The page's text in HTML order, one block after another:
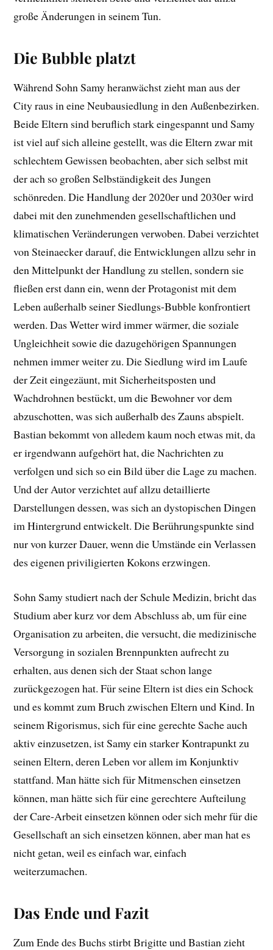
große Änderungen in seinem Tun.
Die Bubble platzt
Während Sohn Samy heranwächst zieht man aus der
City raus in eine Neubausiedlung in den Außenbezirken.
Beide Eltern sind beruflich stark eingespannt und Samy
ist viel auf sich alleine gestellt, was die Eltern zwar mit
schlechtem Gewissen beobachten, aber sich selbst mit
der ach so großen Selbständigkeit des Jungen
schönreden. Die Handlung der 2020er und 2030er wird
dabei mit den zunehmenden gesellschaftlichen und
klimatischen Veränderungen verwoben. Dabei verzichtet
von Steinaecker darauf, die Entwicklungen allzu sehr in
den Mittelpunkt der Handlung zu stellen, sondern sie
fließen erst dann ein, wenn der Protagonist mit dem
Leben außerhalb seiner Siedlungs-Bubble konfrontiert
werden. Das Wetter wird immer wärmer, die soziale
Ungleichheit sowie die dazugehörigen Spannungen
nehmen immer weiter zu. Die Siedlung wird im Laufe
der Zeit eingezäunt, mit Sicherheitsposten und
Wachdrohnen bestückt, um die Bewohner vor dem
abzuschotten, was sich außerhalb des Zauns abspielt.
Bastian bekommt von alledem kaum noch etwas mit, da
er irgendwann aufgehört hat, die Nachrichten zu
verfolgen und sich so ein Bild über die Lage zu machen.
Und der Autor verzichtet auf allzu detaillierte
Darstellungen dessen, was sich an dystopischen Dingen
im Hintergrund entwickelt. Die Berührungspunkte sind
nur von kurzer Dauer, wenn die Umstände ein Verlassen
des eigenen priviligierten Kokons erzwingen.
Sohn Samy studiert nach der Schule Medizin, bricht das
Studium aber kurz vor dem Abschluss ab, um für eine
Organisation zu arbeiten, die versucht, die medizinische
Versorgung in sozialen Brennpunkten aufrecht zu
erhalten, aus denen sich der Staat schon lange
zurückgezogen hat. Für seine Eltern ist dies ein Schock
und es kommt zum Bruch zwischen Eltern und Kind. In
seinem Rigorismus, sich für eine gerechte Sache auch
aktiv einzusetzen, ist Samy ein starker Kontrapunkt zu
seinen Eltern, deren Leben vor allem im Konjunktiv
stattfand. Man hätte sich für Mitmenschen einsetzen
können, man hätte sich für eine gerechtere Aufteilung
der Care-Arbeit einsetzen können oder sich mehr für die
Gesellschaft an sich einsetzen können, aber man hat es
nicht getan, weil es einfach war, einfach
weiterzumachen.
Das Ende und Fazit
Zum Ende des Buchs stirbt Brigitte und Bastian zieht